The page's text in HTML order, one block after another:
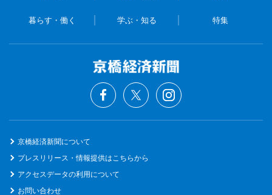
暮らす・働く 学ぶ・知る 特集
京橋経済新聞について
プレスリリース・情報提供はこちらから
アクセスデータの利用について
お問い合わせ